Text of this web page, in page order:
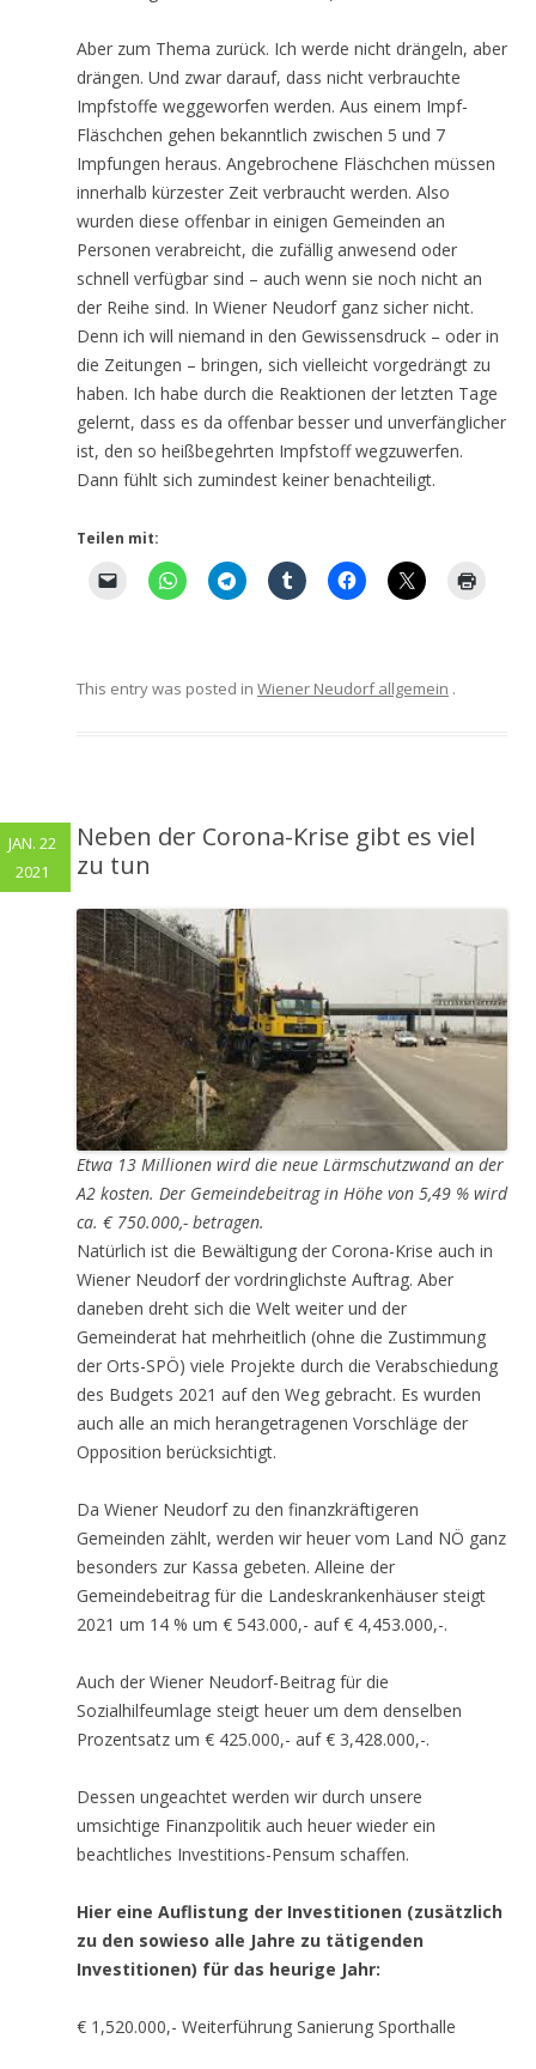
Aber zum Thema zurück. Ich werde nicht drängeln, aber
drängen. Und zwar darauf, dass nicht verbrauchte
Impfstoffe weggeworfen werden. Aus einem Impf-
Fläschchen gehen bekanntlich zwischen 5 und 7
Impfungen heraus. Angebrochene Fläschchen müssen
innerhalb kürzester Zeit verbraucht werden. Also
wurden diese offenbar in einigen Gemeinden an
Personen verabreicht, die zufällig anwesend oder
schnell verfügbar sind – auch wenn sie noch nicht an
der Reihe sind. In Wiener Neudorf ganz sicher nicht.
Denn ich will niemand in den Gewissensdruck – oder in
die Zeitungen – bringen, sich vielleicht vorgedrängt zu
haben. Ich habe durch die Reaktionen der letzten Tage
gelernt, dass es da offenbar besser und unverfänglicher
ist, den so heißbegehrten Impfstoff wegzuwerfen.
Dann fühlt sich zumindest keiner benachteiligt.
Teilen mit:
This entry was posted in Wiener Neudorf allgemein .
Neben der Corona-Krise gibt es viel
zu tun
Etwa 13 Millionen wird die neue Lärmschutzwand an der
A2 kosten. Der Gemeindebeitrag in Höhe von 5,49 % wird
ca. € 750.000,- betragen.
Natürlich ist die Bewältigung der Corona-Krise auch in
Wiener Neudorf der vordringlichste Auftrag. Aber
daneben dreht sich die Welt weiter und der
Gemeinderat hat mehrheitlich (ohne die Zustimmung
der Orts-SPÖ) viele Projekte durch die Verabschiedung
des Budgets 2021 auf den Weg gebracht. Es wurden
auch alle an mich herangetragenen Vorschläge der
Opposition berücksichtigt.
Da Wiener Neudorf zu den finanzkräftigeren
Gemeinden zählt, werden wir heuer vom Land NÖ ganz
besonders zur Kassa gebeten. Alleine der
Gemeindebeitrag für die Landeskrankenhäuser steigt
2021 um 14 % um € 543.000,- auf € 4,453.000,-.
Auch der Wiener Neudorf-Beitrag für die
Sozialhilfeumlage steigt heuer um dem denselben
Prozentsatz um € 425.000,- auf € 3,428.000,-.
Dessen ungeachtet werden wir durch unsere
umsichtige Finanzpolitik auch heuer wieder ein
beachtliches Investitions-Pensum schaffen.
Hier eine Auflistung der Investitionen (zusätzlich
zu den sowieso alle Jahre zu tätigenden
Investitionen) für das heurige Jahr:
€ 1,520.000,- Weiterführung Sanierung Sporthalle
JAN. 22
2021